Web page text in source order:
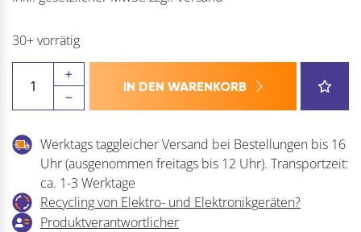
30+ vorrätig
ALLROUND
Schlauchreparaturstück
IN DEN WARENKORB
Werktags taggleicher Versand bei Bestellungen bis 16
Uhr (ausgenommen freitags bis 12 Uhr). Transportzeit:
ca. 1-3 Werktage
Recycling von Elektro- und Elektronikgeräten?
Produktverantwortlicher